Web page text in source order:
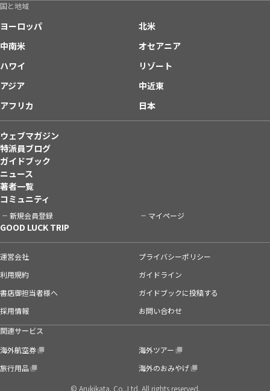
国と地域
ヨーロッパ
北米
中南米
オセアニア
ハワイ
リゾート
アジア
中近東
アフリカ
日本
ウェブマガジン
特派員ブログ
ガイドブック
ニュース
著者一覧
コミュニティ
新規会員登録 マイページ
GOOD LUCK TRIP
運営会社
プライバシーポリシー
利用規約
ガイドライン
書店御担当者様へ
ガイドブックに投稿する
採用情報
お問い合わせ
関連サービス
海外航空券
海外ツアー
旅行用品
海外のおみやげ
© Arukikata. Co.,Ltd. All rights reserved.